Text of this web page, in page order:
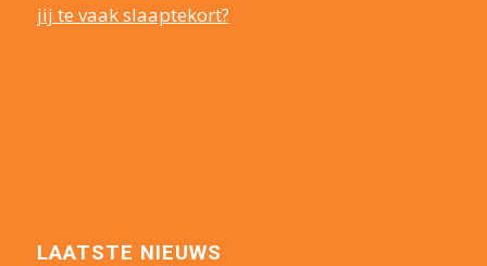
jij te vaak slaaptekort?
LAATSTE NIEUWS